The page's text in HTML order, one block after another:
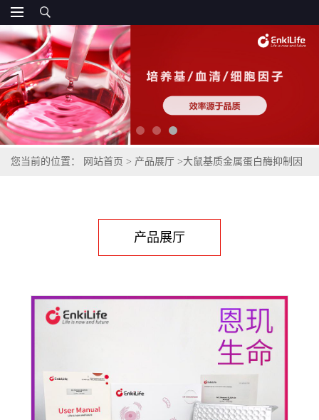
您当前的位置： 网站首页 > 产品展厅 >大鼠基质金属蛋白酶抑制因
产品展厅